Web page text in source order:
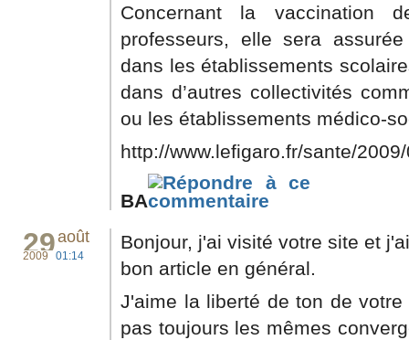
Concernant la vaccination
professeurs, elle sera
dans les établissements
dans d’autres collectivités
ou les établissements médico-
http://www.lefigaro.fr/sante/
BA
29août
2009 01:14
Bonjour, j'ai visité votre site et
bon article en général.
J'aime la liberté de ton de
pas toujours les mêmes